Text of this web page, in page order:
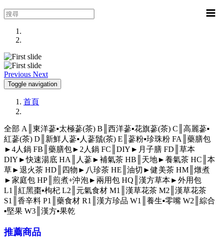
Previous Next
Toggle navigation
首頁
全部 A║東洋蔘▪太極蔘(茶) B║西洋蔘▪花旗蔘(茶) C║高麗蔘▪
紅蔘(茶) D║新鮮人蔘▪人蔘鬚(茶) E║蔘粉▪珍珠粉 FA║藥膳包
►4人鍋 FB║藥膳包►2人鍋 FC║DIY►月子膳 FD║草本
DIY►快速湯底 HA║人蔘►補氣茶 HB║天地►養氣茶 HC║本
草►退火茶 HD║四物►八珍茶 HE║油切►健美茶 HM║燉煮
►家庭包 HP║煎煮+沖泡►兩用包 HQ║漢方草本►外用包
L1║紅黑棗▪枸杞 L2║元氣食材 M1║漢草花茶 M2║漢草花茶
S1║香辛料 P1║藥食材 R1║漢方珍品 W1║養生▪零嘴 W2║綜合
▪堅果 W3║漢方▪果乾
推薦商品